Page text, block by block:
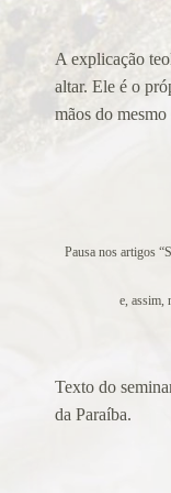
Altar onde será
Ambientes que
Aniversário da
Aniversário do
Recife
Antes do
Ara Dei Christus
Arautos do
Arcebispo
A explicação
altar. Ele é o
mãos do
Pausa nos artigos
e, assim,
Texto do
da Paraíba.